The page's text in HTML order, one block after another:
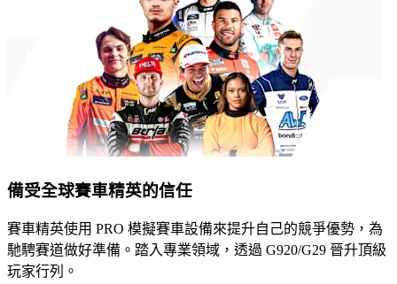
備受全球賽車精英的信任
賽車精英使用 PRO 模擬賽車設備來提升自己的競爭優勢，為
馳騁賽道做好準備。踏入專業領域，透過 G920/G29 晉升頂級
玩家行列。